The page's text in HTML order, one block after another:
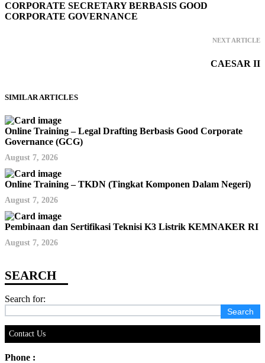
CORPORATE SECRETARY BERBASIS GOOD
CORPORATE GOVERNANCE
NEXT ARTICLE
CAESAR II
SIMILAR ARTICLES
Online Training – Legal Drafting Berbasis Good Corporate
Governance (GCG)
August 7, 2026
Online Training – TKDN (Tingkat Komponen Dalam Negeri)
August 7, 2026
Pembinaan dan Sertifikasi Teknisi K3 Listrik KEMNAKER RI
August 7, 2026
Search for:
Contact Us
Phone :